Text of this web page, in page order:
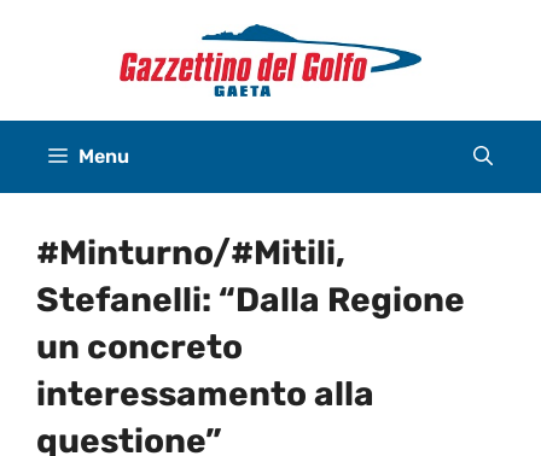
Menu
#Minturno/#Mitili,
Stefanelli: “Dalla Regione
un concreto
interessamento alla
questione”